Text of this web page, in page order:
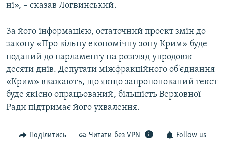
ні», – сказав Логвинський.
За його інформацією, остаточний проект змін до
закону «Про вільну економічну зону Крим» буде
поданий до парламенту на розгляд упродовж
десяти днів. Депутати міжфракційного об'єднання
«Крим» вважають, що якщо запропонований текст
буде якісно опрацьований, більшість Верховної
Ради підтримає його ухвалення.
Поділитись Читати без VPN Follow us